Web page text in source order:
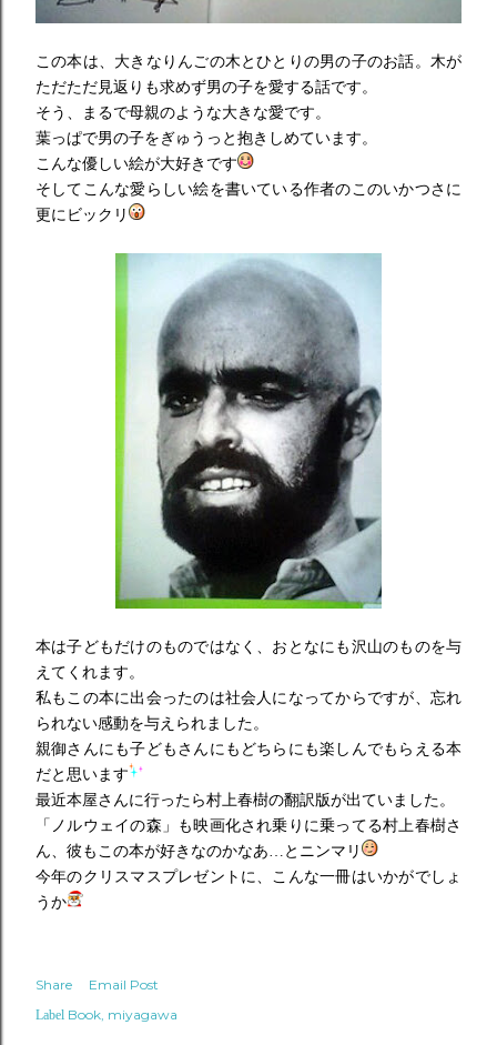
この本は、大きなりんごの木とひとりの男の子のお話。木が
ただただ見返りも求めず男の子を愛する話です。
そう、まるで母親のような大きな愛です。
葉っぱで男の子をぎゅうっと抱きしめています。
こんな優しい絵が大好きです
そしてこんな愛らしい絵を書いている作者のこのいかつさに
更にビックリ
本は子どもだけのものではなく、おとなにも沢山のものを与
えてくれます。
私もこの本に出会ったのは社会人になってからですが、忘れ
られない感動を与えられました。
親御さんにも子どもさんにもどちらにも楽しんでもらえる本
だと思います
最近本屋さんに行ったら村上春樹の翻訳版が出ていました。
「ノルウェイの森」も映画化され乗りに乗ってる村上春樹さ
ん、彼もこの本が好きなのかなあ…とニンマリ
今年のクリスマスプレゼントに、こんな一冊はいかがでしょ
うか
Share Email Post
Label Book miyagawa